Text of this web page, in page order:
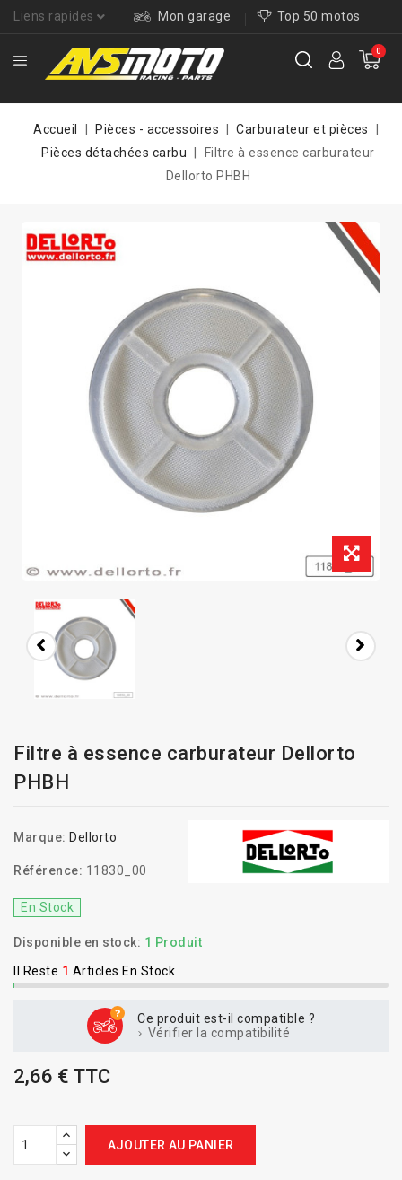
Liens rapides Mon garage Top 50 motos
0
Accueil Pièces - accessoires
Carburateur et pièces
Pièces détachées carbu
Filtre à essence carburateur
Dellorto PHBH
Filtre à essence carburateur Dellorto
PHBH
Marque: Dellorto
Référence: 11830_00
En Stock
Disponible en stock: 1 Produit
Il Reste 1 Articles En Stock
Ce produit est-il compatible ?
Vérifier la compatibilité
2,66 € TTC
AJOUTER AU PANIER